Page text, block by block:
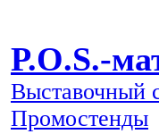
P.O.S.-
Выставочный
Промостенды